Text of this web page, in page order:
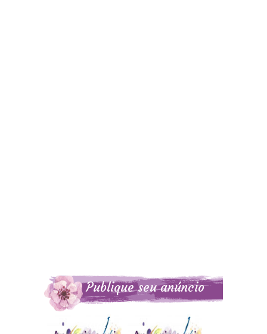
Publique seu anúncio
aqui